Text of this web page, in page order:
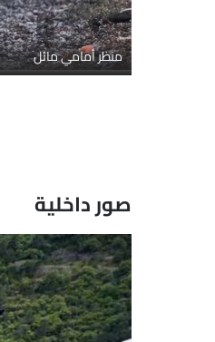
منظر أمامي مائل
صور داخلية